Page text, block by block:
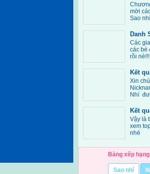
mời
Sao
Danh
Các
các bé
rồi
Kết
Xin
Nhí
Kết
Vậy là
xem
nhé
Bảng xếp
Sao nhí